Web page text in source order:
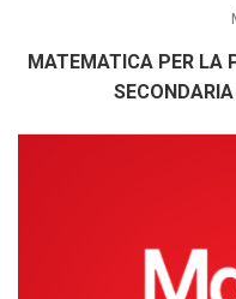
MATEMATICA PER LA